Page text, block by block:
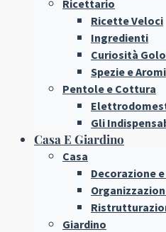
Ricettario
Ricette Veloci
Ingredienti
Curiosità
Spezie e Aromi
Pentole e Cottura
Gli
Casa E Giardino
Casa
Decorazione
Giardino